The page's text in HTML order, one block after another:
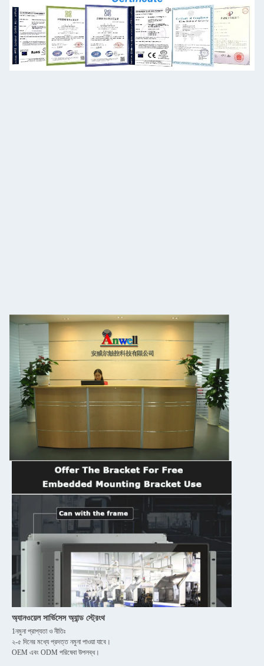
অ্যানওয়েল সার্ভিসেস অ্যান্ড স্ট্রেংথ
1নমুনা প্রাপ্যতা ও নীতিঃ
২-৫ দিনের মধ্যে প্রদত্ত নমুনা পাওয়া যাবে।
OEM এবং ODM পরিষেবা উপলব্ধ।